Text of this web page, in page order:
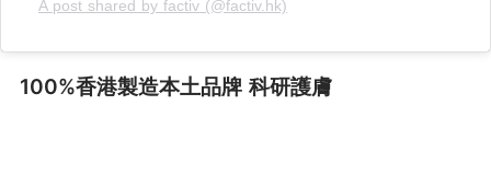
A post shared by factiv (@factiv.hk)
100%香港製造本土品牌 科研護膚